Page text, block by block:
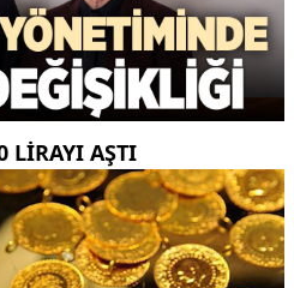
LIRAYI AŞTI